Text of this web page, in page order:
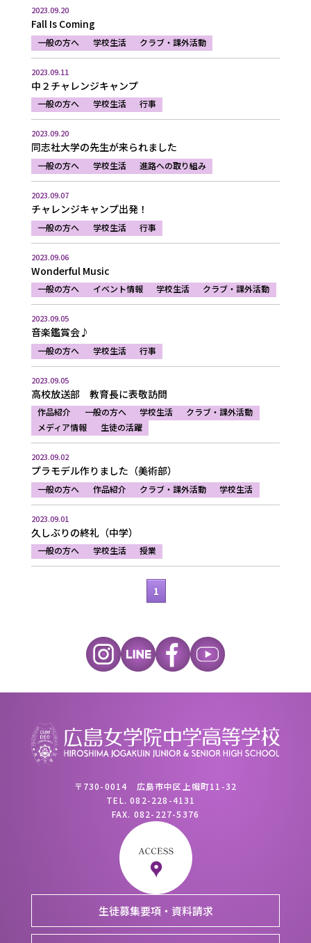
2023.09.20
Fall Is Coming
一般の方へ 学校生活 クラブ・課外活動
2023.09.11
中２チャレンジキャンプ
一般の方へ 学校生活 行事
2023.09.20
同志社大学の先生が来られました
一般の方へ 学校生活 進路への取り組み
2023.09.07
チャレンジキャンプ出発！
一般の方へ 学校生活 行事
2023.09.06
Wonderful Music
一般の方へ イベント情報 学校生活 クラブ・課外活動
2023.09.05
音楽鑑賞会♪
一般の方へ 学校生活 行事
2023.09.05
高校放送部 教育長に表敬訪問
作品紹介 一般の方へ 学校生活
クラブ・課外活動
メディア情報
生徒の活躍
2023.09.02
プラモデル作りました（美術部）
一般の方へ 作品紹介 クラブ・課外活動 学校生活
2023.09.01
久しぶりの終礼（中学）
一般の方へ 学校生活 授業
1
〒730-0014 広島市中区上幟町11-32
TEL.082-228-4131
FAX. 082-227-5376
生徒募集要項・資料請求